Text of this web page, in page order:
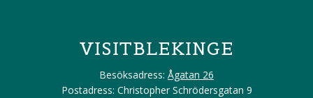
VISITBLEKINGE
Besöksadress: Ågatan 26
Postadress: Christopher Schrödersgatan 9